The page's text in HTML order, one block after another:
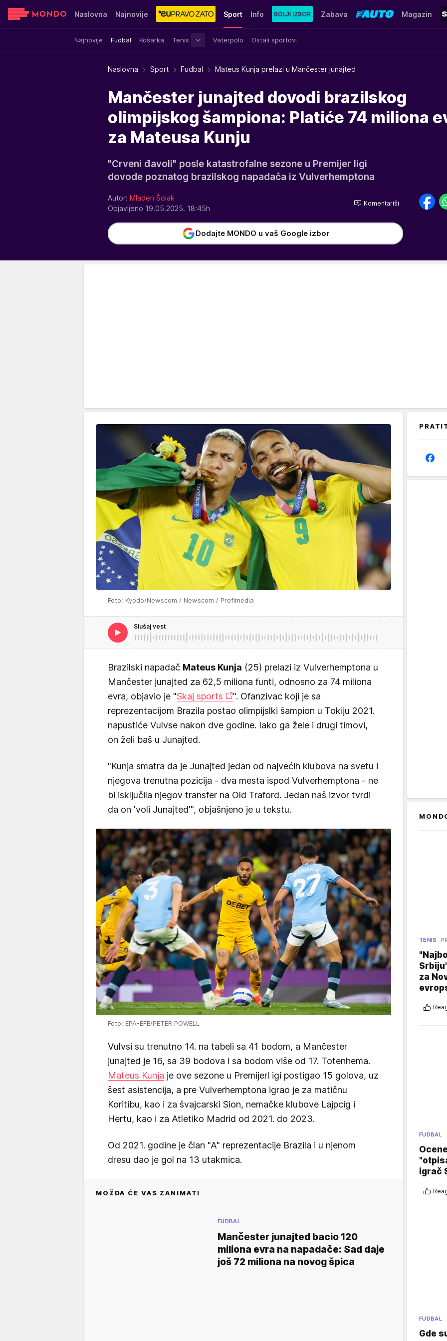
Naslovna Najnovije Sport
Najnovije Fudbal Košarka Tenis Vaterpolo Ostali sportovi
Info Zabava Magazin
Sensa Stvar ukusa Yumama
Naslovna Sport Fudbal Mateus Kunja prelazi u Mančester junajted
Mančester junajted dovodi brazilskog
olimpijskog šampiona: Platiće 74 miliona
za Mateusa Kunju
"Crveni đavoli" posle katastrofalne sezone u Premijer ligi
dovode poznatog brazilskog napadača iz Vulverhemptona
Autor: Mladen Šolak
Objavljeno 19.05.2025. 18:45h
Komentariši
Dodajte MONDO u vaš Google izbor
Foto: Kyodo/Newscom / Newscom / Profimedia
Slušaj vest
Brazilski napadač Mateus Kunja (25) prelazi iz Vulverhemptona u
Mančester junajted za 62,5 miliona funti, odnosno za 74 miliona
evra, objavio je "Skaj sports
". Ofanzivac koji je sa
reprezentacijom Brazila postao olimpijslki šampion u Tokiju 2021.
napustiće Vulvse nakon dve godine. Iako ga žele i drugi timovi,
on želi baš u Junajted.
"Kunja smatra da je Junajted jedan od najvećih klubova na svetu i
njegova trenutna pozicija - dva mesta ispod Vulverhemptona - ne
bi isključila njegov transfer na Old Traford. Jedan naš izvor tvrdi
da on 'voli Junajted'", objašnjeno je u tekstu.
Foto: EPA-EFE/PETER POWELL
Vulvsi su trenutno 14. na tabeli sa 41 bodom, a Mančester
junajted je 16, sa 39 bodova i sa bodom više od 17. Totenhema.
Mateus Kunja je ove sezone u Premijerl igi postigao 15 golova, uz
šest asistencija, a pre Vulverhemptona igrao je za matičnu
Koritibu, kao i za švajcarski Sion, nemačke klubove Lajpcig i
Hertu, kao i za Atletiko Madrid od 2021. do 2023.
Od 2021. godine je član "A" reprezentacije Brazila i u njenom
dresu dao je gol na 13 utakmica.
MOŽDA ĆE VAS ZANIMATI
FUDBAL
Mančester junajted bacio 120
miliona evra na napadače: Sad daje
još 72 miliona na novog špica
TENIS
za
FUDBAL
igrač
FUDBAL
Gde